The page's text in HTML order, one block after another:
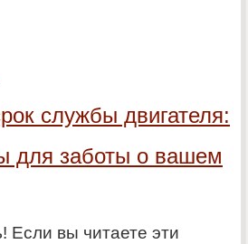
службы двигателя:
для заботы о вашем
Если вы читаете эти